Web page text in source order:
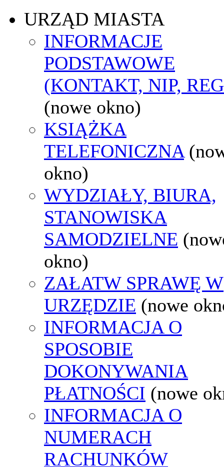
URZĄD MIASTA
INFORMACJE
PODSTAWOWE
(KONTAKT, NIP,
(nowe okno)
KSIĄŻKA
TELEFONICZNA
okno)
WYDZIAŁY, BIURA,
STANOWISKA
SAMODZIELNE
okno)
ZAŁATW SPRAWĘ W
URZĘDZIE (nowe
INFORMACJA O
SPOSOBIE
DOKONYWANIA
PŁATNOŚCI (nowe
INFORMACJA O
NUMERACH
RACHUNKÓW